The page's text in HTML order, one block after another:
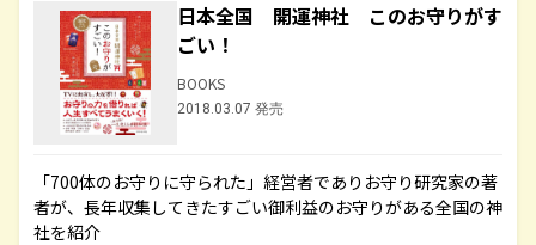
日本全国 開運神社 このお守りがす
ごい！
BOOKS
2018.03.07 発売
「700体のお守りに守られた」経営者でありお守り研究家の著
者が、長年収集してきたすごい御利益のお守りがある全国の神
社を紹介